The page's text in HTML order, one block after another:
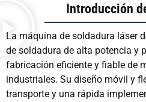
Introducción
La máquina de soldadura láser
de soldadura de alta potencia y
fabricación eficiente y fiable de
industriales. Su diseño móvil y
transporte y una rápida